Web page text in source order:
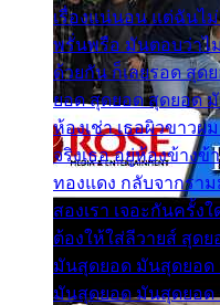
เรื่องแน่นอน แต่ฉันไ
พรั่นพรือ มันตอบว่าไม่
ด้วยกัน ก็เลยรอด สุด
ยอด สุดยอด สุดยอด
ห้องเช่า เธอผิวขาวผ
จริงเธอ อยู่ห้องข้างข้
ทองแดง กลับจากรา
สองเรา เจอะกันครั้ง
ต้องให้ใส่ลีวายส์ สุด
มันสุดยอด มันสุดยอ
มันสุดยอด มันสุดยอ